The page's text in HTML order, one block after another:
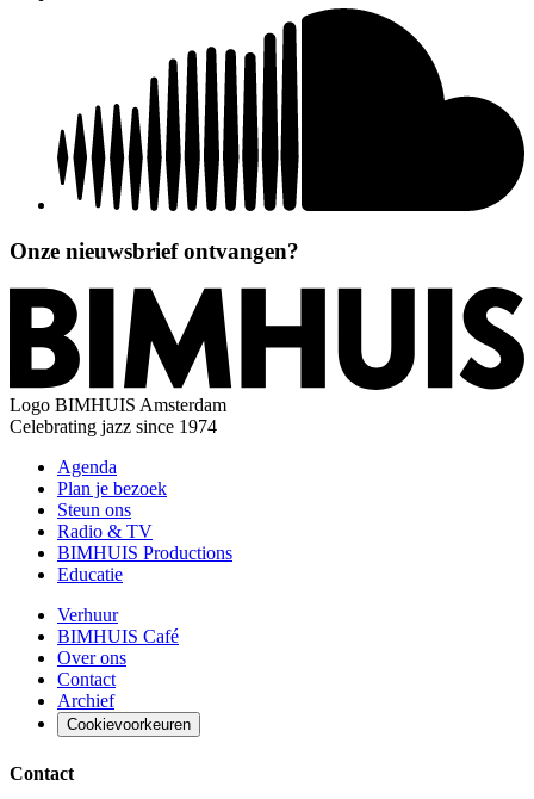
Onze nieuwsbrief ontvangen?
Logo BIMHUIS Amsterdam
Celebrating jazz since 1974
Agenda
Plan je bezoek
Steun ons
Radio & TV
BIMHUIS Productions
Educatie
Verhuur
BIMHUIS Café
Over ons
Contact
Archief
Cookievoorkeuren
Contact